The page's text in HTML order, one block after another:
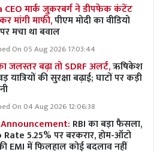
मार्क जुकरबर्ग ने डीपफेक कंटेंट
मांगी माफी,पीएम मोदी का वीडियो
मचा था बवाल
On 05 Aug 2026 17:03:44
जलस्तर बढ़ा तो SDRF अलर्ट,ऋषिकेश
यात्रियों की सुरक्षा बढ़ाई; घाटों पर कड़ी
On 04 Aug 2026 12:06:38
Announcement: RBI का बड़ा फैसला,
Rate 5.25% पर बरकरार, होम-ऑटो
EMI में फिलहाल कोई बदलाव नहीं